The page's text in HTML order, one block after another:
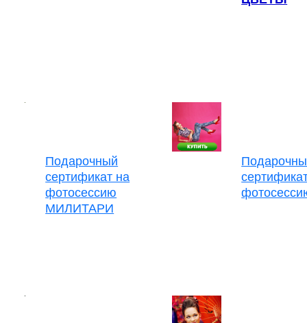
Подарочный
сертификат на
фотосессию
МИЛИТАРИ